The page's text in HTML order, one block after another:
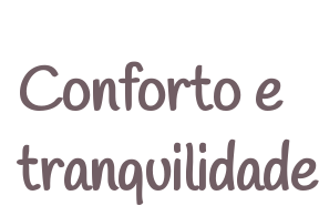
Conforto e
tranquilidade